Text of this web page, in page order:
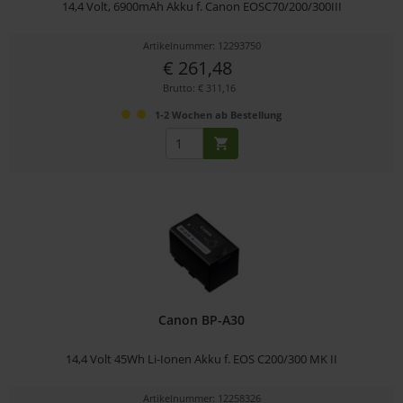
14,4 Volt, 6900mAh Akku f. Canon EOSC70/200/300III
Artikelnummer: 12293750
€ 261,48
Brutto: € 311,16
1-2 Wochen ab Bestellung
Canon BP-A30
14,4 Volt 45Wh Li-Ionen Akku f. EOS C200/300 MK II
Artikelnummer: 12258326